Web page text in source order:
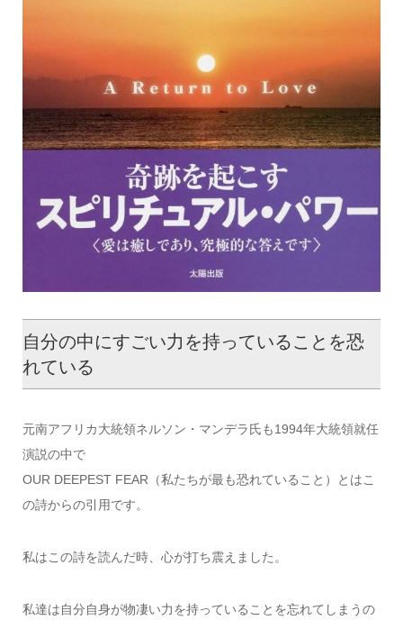
自分の中にすごい力を持っていることを恐
れている
元南アフリカ大統領ネルソン・マンデラ氏も1994年大統領就任
演説の中で
OUR DEEPEST FEAR（私たちが最も恐れていること）とはこ
の詩からの引用です。
私はこの詩を読んだ時、心が打ち震えました。
私達は自分自身が物凄い力を持っていることを忘れてしまうの